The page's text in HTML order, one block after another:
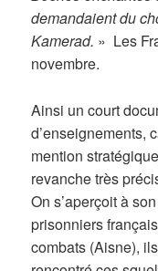
demandaient du
Kamerad. » Les
novembre.
Ainsi un court
d’enseignements,
mention
revanche très
On s’aperçoit à
prisonniers
combats (Aisne),